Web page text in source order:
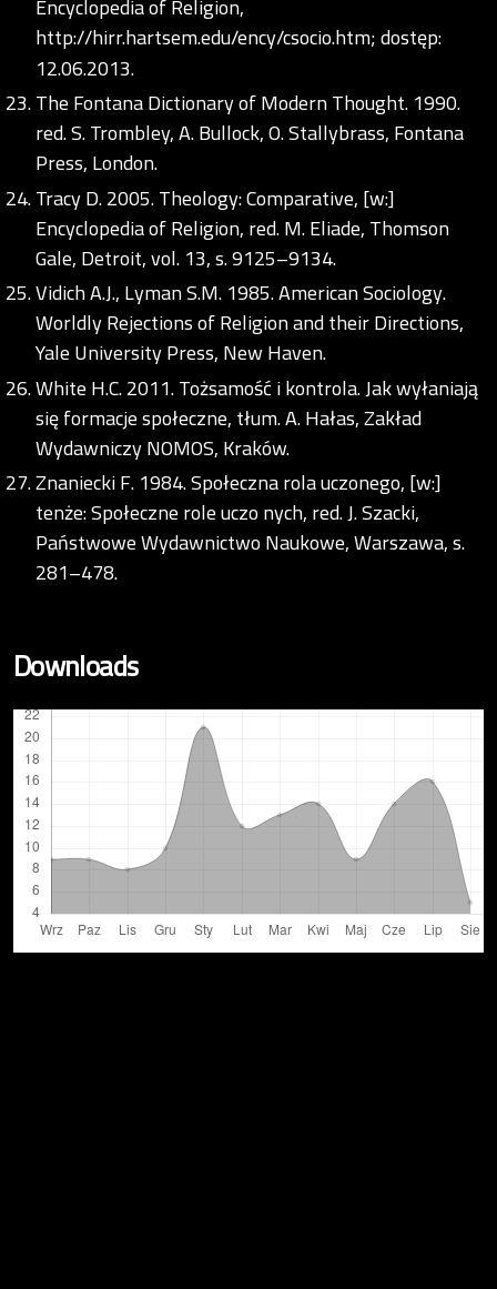
http://hirr.hartsem.edu/ency/csocio.htm;dostęp:
12.06.2013.
The Fontana Dictionary of Modern Thought. 1990.
red. S. Trombley, A. Bullock, O. Stallybrass, Fontana
Press, London.
Tracy D. 2005. Theology: Comparative, [w:]
Encyclopedia of Religion, red. M. Eliade, Thomson
Gale, Detroit, vol. 13, s. 9125–9134.
Vidich A.J., Lyman S.M. 1985. American Sociology.
Worldly Rejections of Religion and their Directions,
Yale University Press, New Haven.
White H.C. 2011. Tożsamość i kontrola. Jak wyłaniają
się formacje społeczne, tłum. A. Hałas, Zakład
Wydawniczy NOMOS, Kraków.
Znaniecki F. 1984. Społeczna rola uczonego, [w:]
tenże: Społeczne role uczo nych, red. J. Szacki,
Państwowe Wydawnictwo Naukowe, Warszawa, s.
281–478.
Downloads